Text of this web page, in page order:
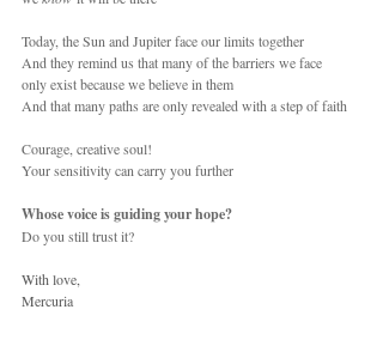
Today, the Sun and Jupiter face our limits together
And they remind us that many of the barriers we face
only exist because we believe in them
And that many paths are only revealed with a step of faith
Courage, creative soul!
Your sensitivity can carry you further
Whose voice is guiding your hope?
Do you still trust it?
With love,
Mercuria